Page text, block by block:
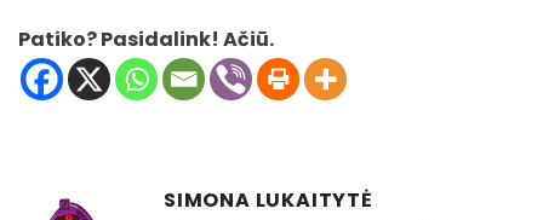
Patiko? Pasidalink! Ačiū.
SIMONA LUKAITYTĖ